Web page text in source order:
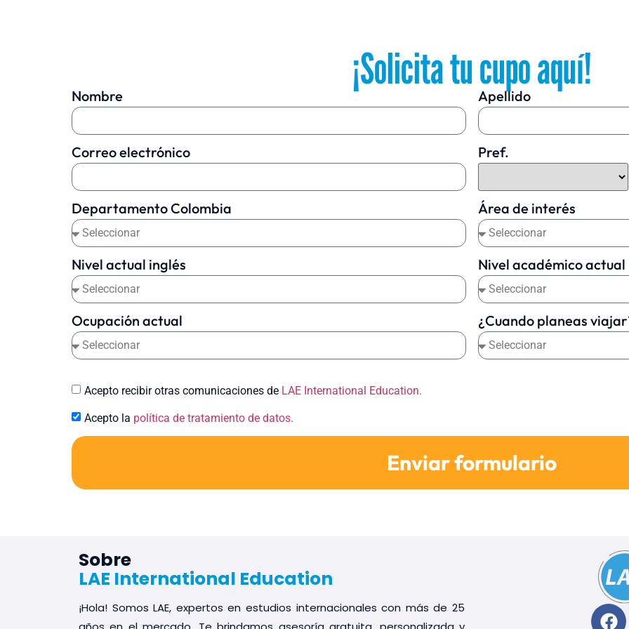
¡Solicita tu cupo aquí!
Nombre Apellido
Correo electrónico Pref.
Departamento Colombia Área de interés
Nivel actual inglés Nivel académico actual
Ocupación actual ¿Cuando planeas
Acepto recibir otras comunicaciones de LAE International Education.
Acepto la política de tratamiento de datos.
Enviar formulario
Sobre
LAE International Education
¡Hola! Somos LAE, expertos en estudios internacionales con más de 25